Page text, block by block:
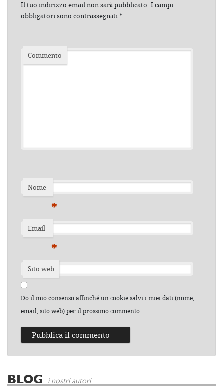
Il tuo indirizzo email non sarà pubblicato. I campi
obbligatori sono contrassegnati*
Commento
Nome
*
Email
*
Sito web
Do il mio consenso affinché un cookie salvi i miei dati (nome,
email, sito web) per il prossimo commento.
BLOG i nostri autori